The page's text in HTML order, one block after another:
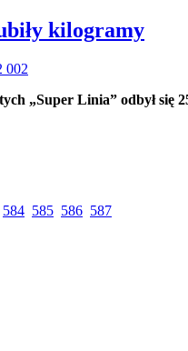
kilogramy
„Super Linia” odbył się
584 585 586 587